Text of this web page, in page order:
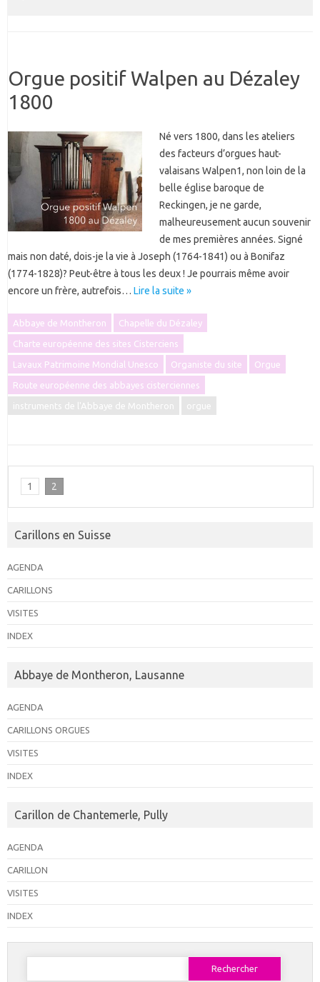
Orgue positif Walpen au Dézaley
1800
Né vers 1800, dans les ateliers
des facteurs d’orgues haut-
valaisans Walpen1, non loin de la
belle église baroque de
Reckingen, je ne garde,
malheureusement aucun souvenir
de mes premières années. Signé
mais non daté, dois-je la vie à Joseph (1764-1841) ou à Bonifaz
(1774-1828)? Peut-être à tous les deux ! Je pourrais même avoir
encore un frère, autrefois… Lire la suite »
Abbaye de Montheron Chapelle du Dézaley
Charte européenne des sites Cisterciens
Lavaux Patrimoine Mondial Unesco Organiste du site Orgue
Route européenne des abbayes cisterciennes
instruments de l'Abbaye de Montheron orgue
1 2
Carillons en Suisse
AGENDA
CARILLONS
VISITES
INDEX
Abbaye de Montheron, Lausanne
AGENDA
CARILLONS ORGUES
VISITES
INDEX
Carillon de Chantemerle, Pully
AGENDA
CARILLON
VISITES
INDEX
Rechercher :